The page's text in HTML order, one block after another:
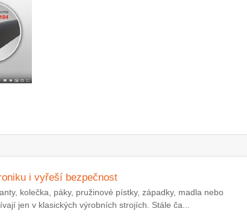
i vyřeší bezpečnost
kolečka, páky, pružinové pístky, západky, madla nebo
jen v klasických výrobních strojích. Stále ča...